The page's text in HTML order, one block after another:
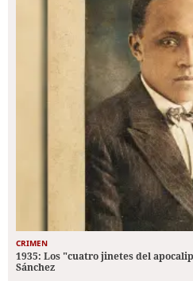
CRIMEN
1935: Los "cuatro jinetes del
Sánchez